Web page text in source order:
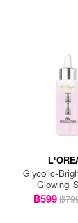
Glycolic-
Glowing
฿599฿